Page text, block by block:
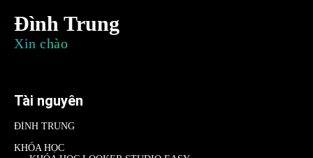
Đình Trung
Xin chào
Tài nguyên
ĐÌNH TRUNG
KHÓA HỌC